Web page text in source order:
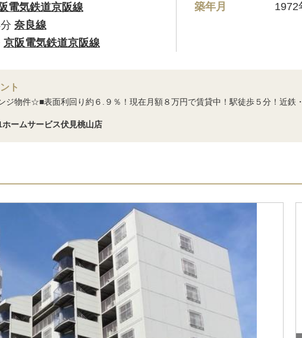
電気鉄道京阪線
奈良線
京阪電気鉄道京阪線
築年月
1972
ト
ジ物件☆■表面利回り約６.９％！現在月額８万円で賃貸中！駅徒歩５分！近鉄
ームサービス伏見桃山店